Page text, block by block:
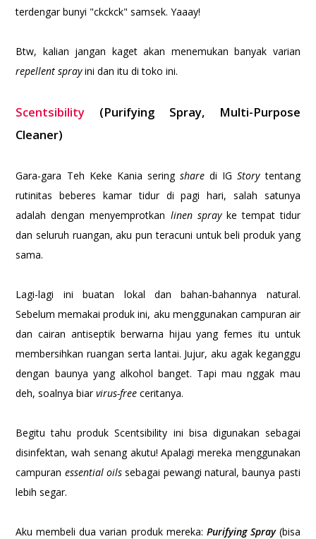
terdengar bunyi "ckckck" samsek. Yaaay!
Btw, kalian jangan kaget akan menemukan banyak varian
repellent sprayini dan itu di toko ini.
Scentsibility (Purifying Spray, Multi-Purpose
Cleaner)
Gara-gara Teh Keke Kania seringshare di IGStorytentang
rutinitas beberes kamar tidur di pagi hari, salah satunya
adalah dengan menyemprotkan linen sprayke tempat tidur
dan seluruh ruangan, aku pun teracuni untuk beli produk yang
sama.
Lagi-lagi ini buatan lokal dan bahan-bahannya natural.
Sebelum memakai produk ini, aku menggunakan campuran air
dan cairan antiseptik berwarna hijau yang femes itu untuk
membersihkan ruangan serta lantai. Jujur, aku agak keganggu
dengan baunya yang alkohol banget. Tapi mau nggak mau
deh, soalnya biarvirus-free ceritanya.
Begitu tahu produk Scentsibility ini bisa digunakan sebagai
disinfektan, wah senang akutu! Apalagi mereka menggunakan
campuran essential oilssebagai pewangi natural, baunya pasti
lebih segar.
Aku membeli dua varian produk mereka: Purifying Spray(bisa